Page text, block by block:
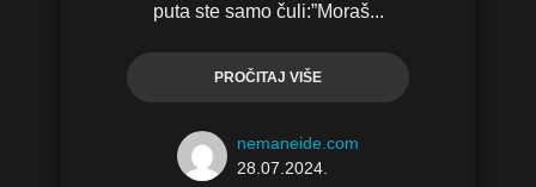
puta ste samo čuli:”Moraš...
PROČITAJ VIŠE
nemaneide.com
28.07.2024.